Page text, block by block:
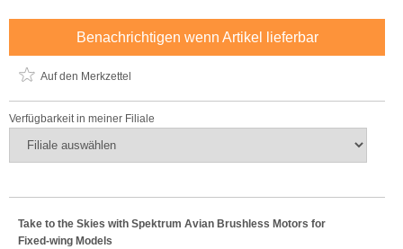
Benachrichtigen wenn Artikel lieferbar
Auf den Merkzettel
Verfügbarkeit in meiner Filiale
Take to the Skies with Spektrum Avian Brushless Motors for
Fixed-wing Models